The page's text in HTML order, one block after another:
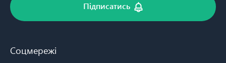
Підписатись
Соцмережі